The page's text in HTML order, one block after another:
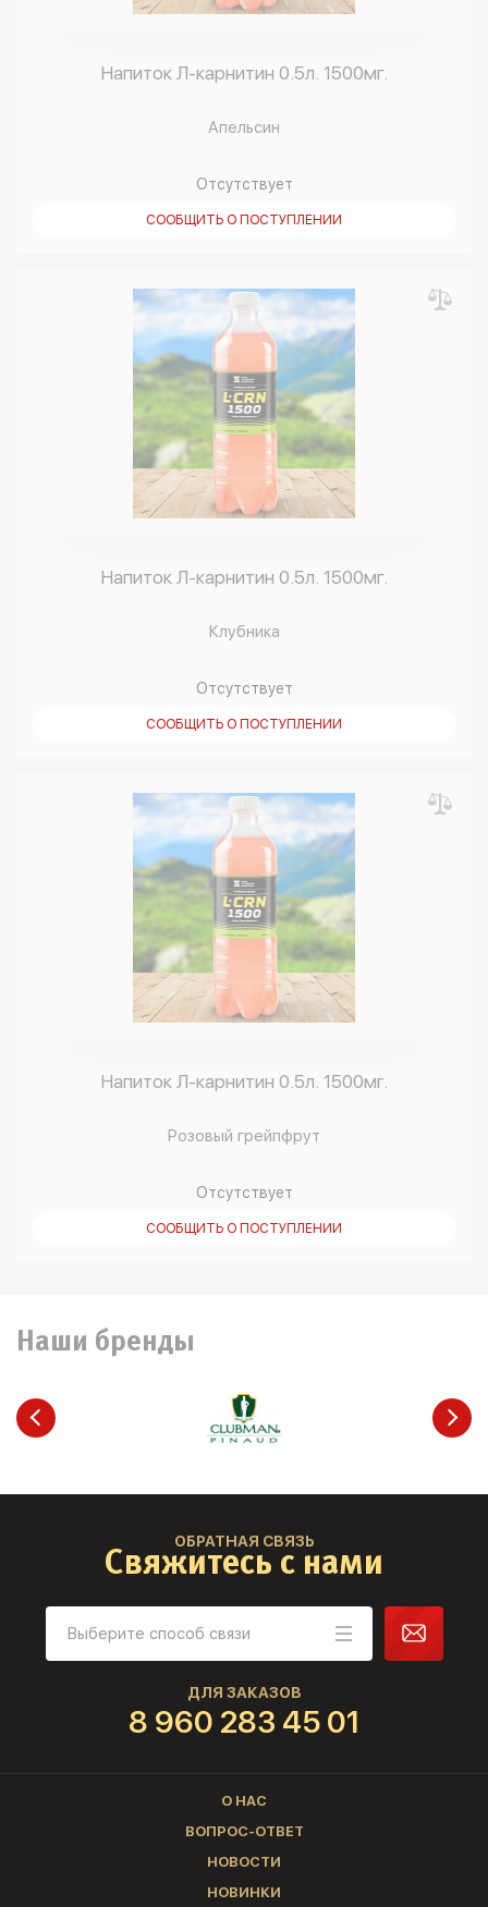
Напиток Л-карнитин 0.5л. 1500мг.
Апельсин
Отсутствует
СООБЩИТЬ О ПОСТУПЛЕНИИ
Напиток Л-карнитин 0.5л. 1500мг.
Клубника
Отсутствует
СООБЩИТЬ О ПОСТУПЛЕНИИ
Напиток Л-карнитин 0.5л. 1500мг.
Розовый грейпфрут
Отсутствует
СООБЩИТЬ О ПОСТУПЛЕНИИ
Наши бренды
ОБРАТНАЯ СВЯЗЬ
Свяжитесь с нами
ДЛЯ ЗАКАЗОВ
8 960 283 45 01
О НАС
ВОПРОС-ОТВЕТ
НОВОСТИ
НОВИНКИ